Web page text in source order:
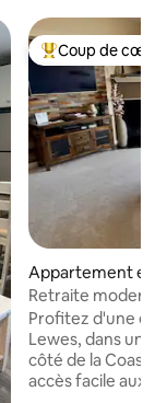
Coups de cœur
Coup de cœur
Appartement en
⋅ Lewes
Retraite
Piscine | Proche
Profitez d'une
Lewes, dans un
côté de la
accès facile aux